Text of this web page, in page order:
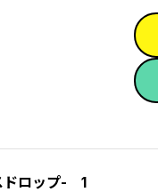
ドロップ- 1